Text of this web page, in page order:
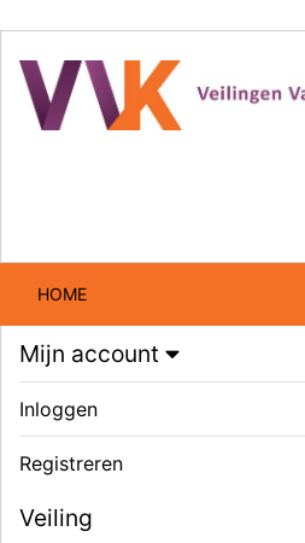
HOME
Mijn account
Inloggen
Registreren
Veiling